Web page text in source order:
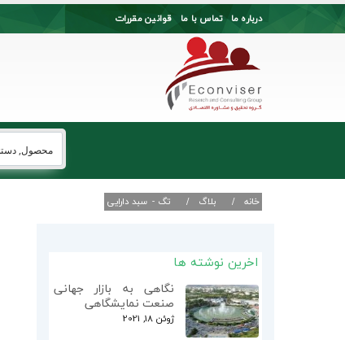
درباره ما تماس با ما قوانین مقررات
خانه بلاگ تگ - سبد دارایی
اخرین نوشته ها
نگاهی به بازار جهانی
صنعت نمایشگاهی
ژوئن 18, 2021